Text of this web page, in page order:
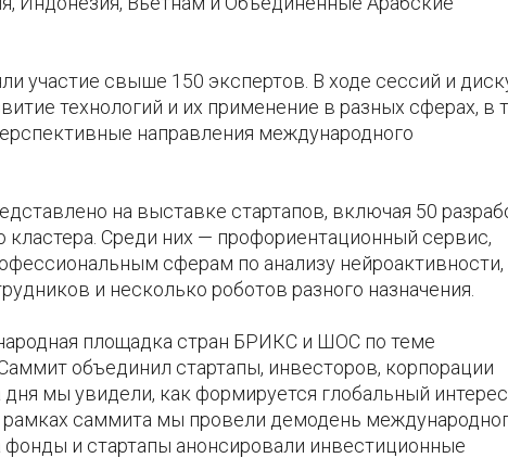
участие свыше 150 экспертов. В ходе сессий и
технологий и их применение в разных сферах, в
направления международного
на выставке стартапов, включая 50
Среди них — профориентационный сервис,
сферам по анализу нейроактивности,
и несколько роботов разного назначения.
площадка стран БРИКС и ШОС по теме
объединил стартапы, инвесторов, корпорации
мы увидели, как формируется глобальный интерес
саммита мы провели демодень
и стартапы анонсировали инвестиционные